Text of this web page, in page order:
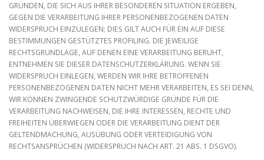
GRÜNDEN, DIE SICH AUS IHRER BESONDEREN SITUATION ERGEBEN,
GEGEN DIE VERARBEITUNG IHRER PERSONENBEZOGENEN DATEN
WIDERSPRUCH EINZULEGEN; DIES GILT AUCH FÜR EIN AUF DIESE
BESTIMMUNGEN GESTÜTZTES PROFILING. DIE JEWEILIGE
RECHTSGRUNDLAGE, AUF DENEN EINE VERARBEITUNG BERUHT,
ENTNEHMEN SIE DIESER DATENSCHUTZERKLÄRUNG. WENN SIE
WIDERSPRUCH EINLEGEN, WERDEN WIR IHRE BETROFFENEN
PERSONENBEZOGENEN DATEN NICHT MEHR VERARBEITEN, ES SEI DENN,
WIR KÖNNEN ZWINGENDE SCHUTZWÜRDIGE GRÜNDE FÜR DIE
VERARBEITUNG NACHWEISEN, DIE IHRE INTERESSEN, RECHTE UND
FREIHEITEN ÜBERWIEGEN ODER DIE VERARBEITUNG DIENT DER
GELTENDMACHUNG, AUSÜBUNG ODER VERTEIDIGUNG VON
RECHTSANSPRÜCHEN (WIDERSPRUCH NACH ART. 21 ABS. 1 DSGVO).